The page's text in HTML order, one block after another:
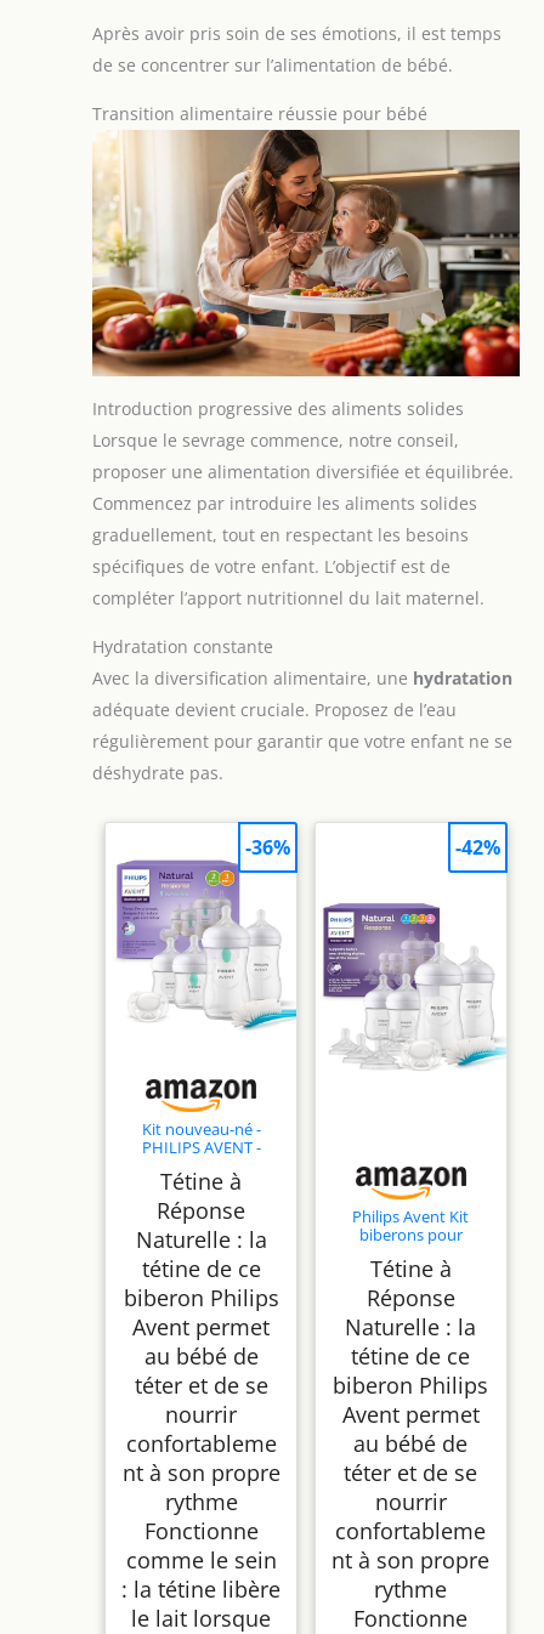
Après avoir pris soin de ses émotions, il est temps
de se concentrer sur l’alimentation de bébé.
Transition alimentaire réussie pour bébé
Introduction progressive des aliments solides
Lorsque le sevrage commence, notre conseil,
proposer une alimentation diversifiée et équilibrée.
Commencez par introduire les aliments solides
graduellement, tout en respectant les besoins
spécifiques de votre enfant. L’objectif est de
compléter l’apport nutritionnel du lait maternel.
Hydratation constante
Avec la diversification alimentaire, une hydratation
adéquate devient cruciale. Proposez de l’eau
régulièrement pour garantir que votre enfant ne se
déshydrate pas.
Kit nouveau-né -
PHILIPS AVENT -
Biberons 125ml + 2
Biberons 260ml +
Sucettes Ultra Douce
0-6M
Tétine à
Réponse
Naturelle : la
tétine de ce
biberon Philips
Avent permet
au bébé de
téter et de se
nourrir
confortableme
nt à son propre
rythme
Fonctionne
comme le sein
: la tétine libère
le lait lorsque
-36%
Philips Avent Kit
biberons pour
biberons, 2 tétines,
sucette ultra-douce et
goupillon, pour les
bébés âgés de 0 à 12
mois (modèle
SCD838/13)
Tétine à
Réponse
Naturelle : la
tétine de ce
biberon Philips
Avent permet
au bébé de
téter et de se
nourrir
confortableme
nt à son propre
rythme
Fonctionne
-42%